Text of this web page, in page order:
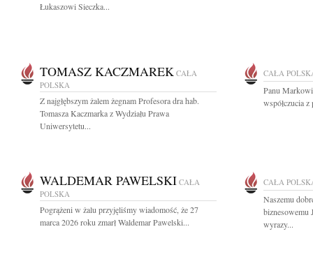
Łukaszowi Sieczka...
TOMASZ KACZMAREK CAŁA
POLSKA
Z najgłębszym żalem żegnam Profesora dra hab.
Tomasza Kaczmarka z Wydziału Prawa
Uniwersytetu...
CAŁA
Panu
współczucia
WALDEMAR PAWELSKI CAŁA
POLSKA
Pogrążeni w żalu przyjęliśmy wiadomość, że 27
marca 2026 roku zmarł Waldemar Pawelski...
CAŁA
Naszemu
biznesowemu
wyrazy...